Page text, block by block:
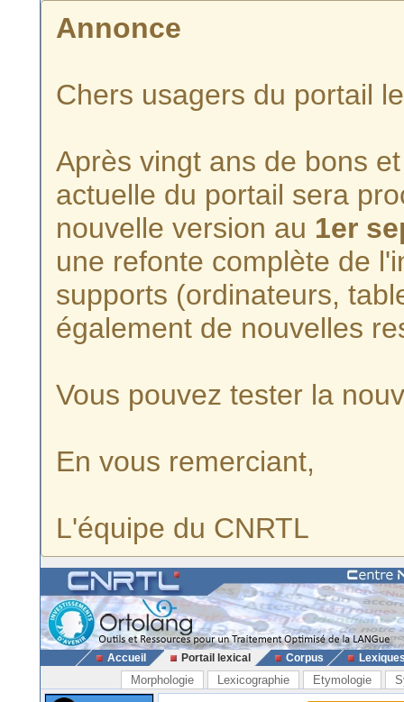
Annonce
Chers usagers du portail
Après vingt ans de bons
actuelle du portail sera
nouvelle version au 1er
une refonte complète de
supports (ordinateurs,
également de nouvelles
Vous pouvez tester la
En vous remerciant,
L'équipe du CNRTL
Accueil Portail lexical Corpus
Morphologie Lexicographie Etymologie